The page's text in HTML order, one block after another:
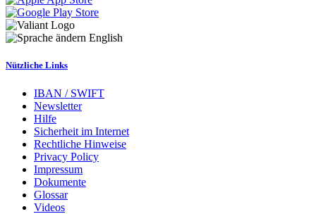
English
Nützliche Links
IBAN / SWIFT
Newsletter
Hilfe
Sicherheit im Internet
Rechtliche Hinweise
Privacy Policy
Impressum
Dokumente
Glossar
Videos